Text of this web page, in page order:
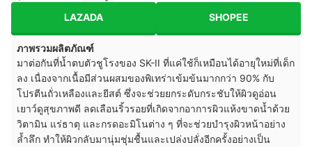
LAZADA SHOPEE
ภาพรวมผลิตภัณฑ์
มาต่อกันที่น้ำตบตัวชูโรงของ SK-II ที่แค่ใช้ก็เหมือนได้อายุใหม่ที่เด็ก
ลง เนื่องจากเนื้อมีส่วนผสมของพิเทร่าเข้มข้นมากกว่า 90% กับ
โปรตีนถั่วเหลืองและยีสต์ ซึ่งจะช่วยยกระดับกระชับให้ผิวดูอ่อน
เยาว์ดูสุขภาพดี ลดเลือนริ้วรอยที่เกิดจากอาการผิวแห้งขาดน้ำด้วย
วิตามิน แร่ธาตุ และกรดอะมิโนต่าง ๆ ที่จะช่วยบำรุงผิวหน้าอย่าง
ล้ำลึก ทำให้ผิวกลับมานุ่มชุ่มชื้นและเปล่งปลั่งอีกครั้งอย่างเป็น